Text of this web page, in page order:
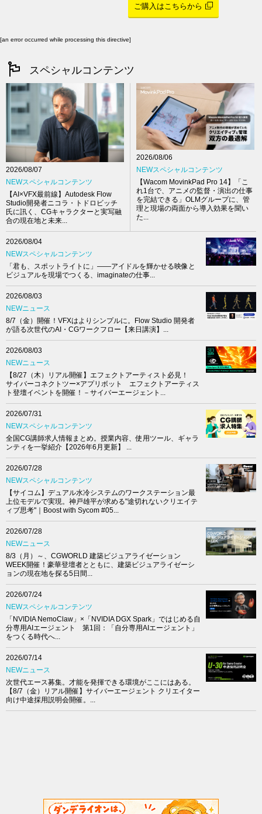
ご購入はこちらから
[an error occurred while processing this directive]
スペシャルコンテンツ
2026/08/07
NEWスペシャルコンテンツ
【AI×VFX最前線】Autodesk Flow
Studio開発者ニコラ・トドロビッチ
氏に訊く、CGキャラクターと実写融
合の現在地と未来...
2026/08/06
NEWスペシャルコンテンツ
【Wacom MovinkPad Pro 14】「こ
れ1台で、アニメの監督・演出の仕事
を完結できる」OLMグループに、管
理と現場の両面から導入効果を聞い
た...
2026/08/04
NEWスペシャルコンテンツ
「君も、スポットライトに」――アイドルを輝かせる映像と
ビジュアルを現場でつくる、imaginateの仕事...
2026/08/03
NEWニュース
8/7（金）開催！VFXはよりシンプルに。Flow Studio 開発者
が語る次世代のAI・CGワークフロー【来日講演】...
2026/08/03
NEWニュース
【8/27（木）リアル開催】エフェクトアーティスト必見！
サイバーコネクトツー×アプリボット エフェクトアーティス
ト登壇イベントを開催！－サイバーエージェント...
2026/07/31
NEWスペシャルコンテンツ
全国CG講師求人情報まとめ。授業内容、使用ツール、ギャラ
ンティを一挙紹介【2026年6月更新】 ...
2026/07/28
NEWスペシャルコンテンツ
【サイコム】デュアル水冷システムのワークステーション最
上位モデルで実現。神戸雄平が求める"途切れないクリエイテ
ィブ思考"｜Boost with Sycom #05...
2026/07/28
NEWニュース
8/3（月）～、CGWORLD 建築ビジュアライゼーション
WEEK開催！豪華登壇者とともに、建築ビジュアライゼーシ
ョンの現在地を探る5日間...
2026/07/24
NEWスペシャルコンテンツ
「NVIDIA NemoClaw」×「NVIDIA DGX Spark」ではじめる自
分専用AIエージェント 第1回：「自分専用AIエージェント」
をつくる時代へ...
2026/07/14
NEWニュース
次世代エース募集。才能を発揮できる環境がここにはある。
【8/7（金）リアル開催】サイバーエージェント クリエイター
向け中途採用説明会開催。...